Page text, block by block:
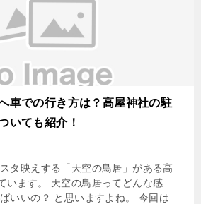
車での行き方は？高屋神社の駐
いても紹介！
タ映えする「天空の鳥居」がある高
います。 天空の鳥居ってどんな感
いいの？ と思いますよね。 今回は